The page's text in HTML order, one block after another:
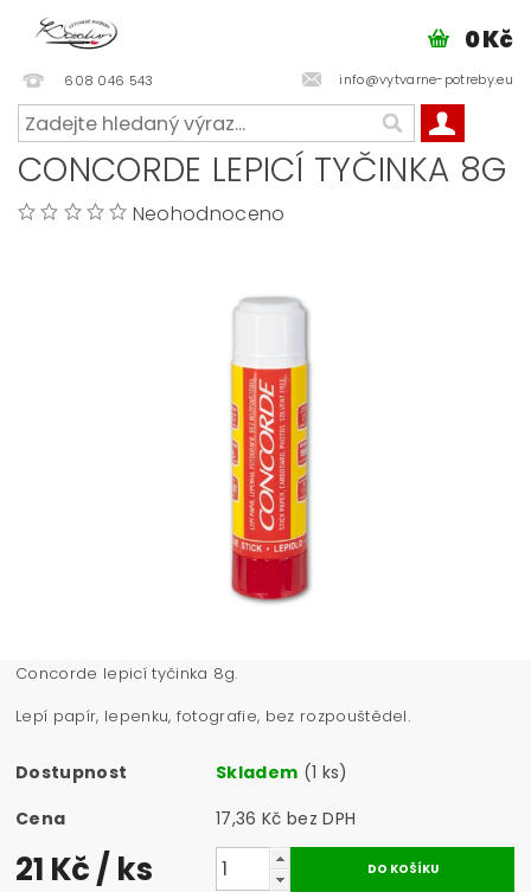
608 046 543 info@vytvarne-potreby.eu
0 Kč
CONCORDE LEPICÍ TYČINKA 8G
Neohodnoceno
Concorde lepicí tyčinka 8g.
Lepí papír, lepenku, fotografie, bez rozpouštědel.
Dostupnost Skladem (1 ks)
Cena
17,36 Kč bez DPH
21 Kč/ ks